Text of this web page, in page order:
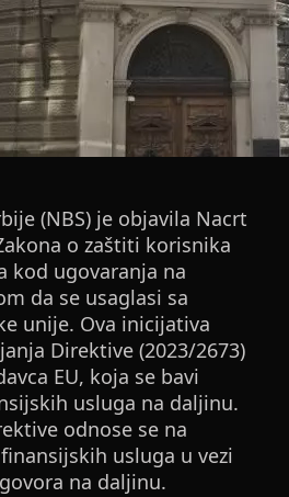
(NBS) je objavila Nacrt
o zaštiti korisnika
kod ugovaranja na
da se usaglasi sa
unije. Ova inicijativa
Direktive (2023/2673)
EU, koja se bavi
usluga na daljinu.
odnose se na
usluga u vezi
na daljinu.